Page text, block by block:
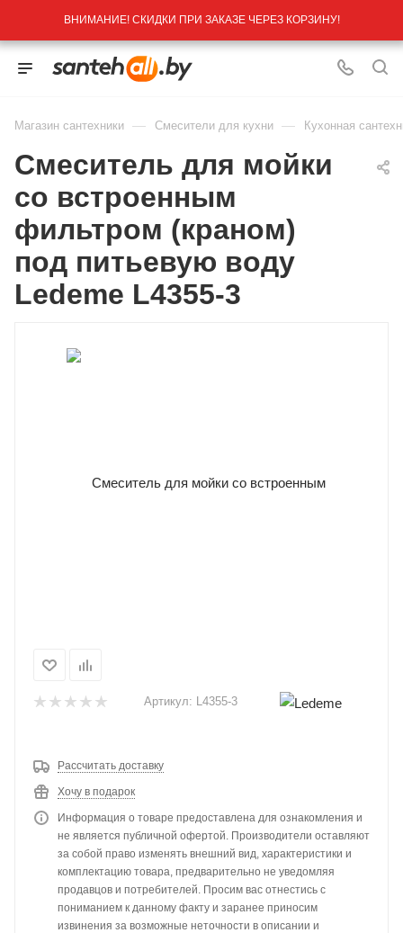
ВНИМАНИЕ! СКИДКИ ПРИ ЗАКАЗЕ ЧЕРЕЗ КОРЗИНУ!
Магазин сантехники — Смесители для кухни — Кухонная
Смеситель для мойки
со встроенным
фильтром (краном)
под питьевую воду
Ledeme L4355-3
Артикул: L4355-3
Рассчитать доставку
Хочу в подарок
Информация о товаре предоставлена для ознакомления и
не является публичной офертой. Производители оставляют
за собой право изменять внешний вид, характеристики и
комплектацию товара, предварительно не уведомляя
продавцов и потребителей. Просим вас отнестись с
пониманием к данному факту и заранее приносим
извинения за возможные неточности в описании и